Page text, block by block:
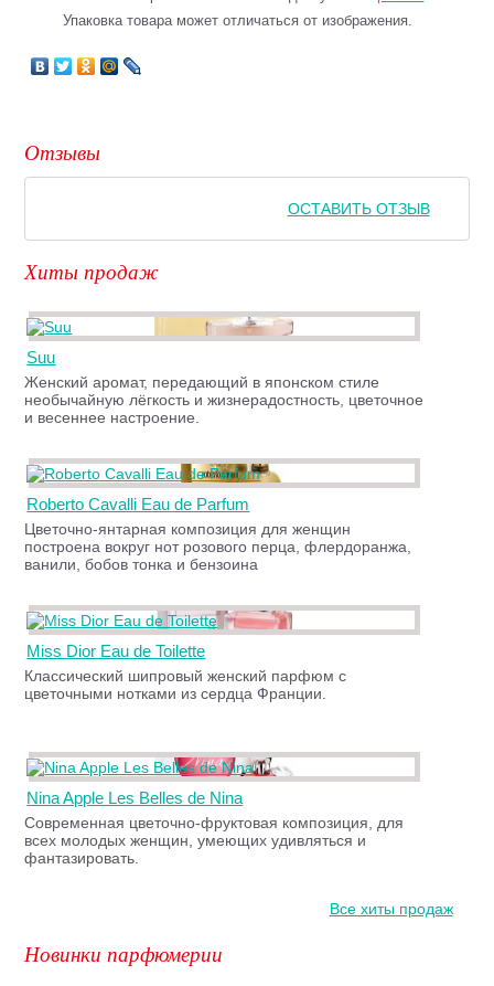
Упаковка товара может отличаться от изображения.
Отзывы
ОСТАВИТЬ ОТЗЫВ
Хиты продаж
Suu
Женский аромат, передающий в японском стиле
необычайную лёгкость и жизнерадостность, цветочное
и весеннее настроение.
Roberto Cavalli Eau de Parfum
Цветочно-янтарная композиция для женщин
построена вокруг нот розового перца, флердоранжа,
ванили, бобов тонка и бензоина
Miss Dior Eau de Toilette
Классический шипровый женский парфюм с
цветочными нотками из сердца Франции.
Nina Apple Les Belles de Nina
Современная цветочно-фруктовая композиция, для
всех молодых женщин, умеющих удивляться и
фантазировать.
Все хиты продаж
Новинки парфюмерии